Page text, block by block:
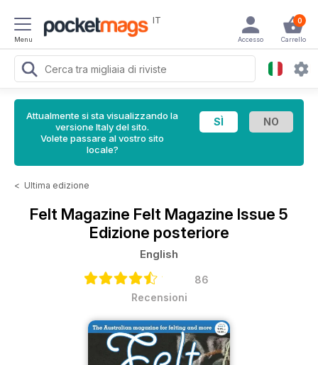
Menu
IT 0
Carrello
Accesso
Attualmente si sta visualizzando la
versione Italy del sito.
Volete passare al vostro sito
locale?
< Ultima edizione
Felt Magazine Felt Magazine Issue 5
Edizione posteriore
English
86
Recensioni